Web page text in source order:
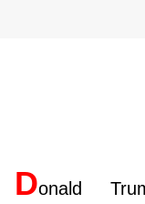
Donald